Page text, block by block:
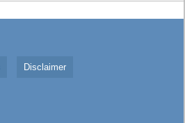
Disclaimer